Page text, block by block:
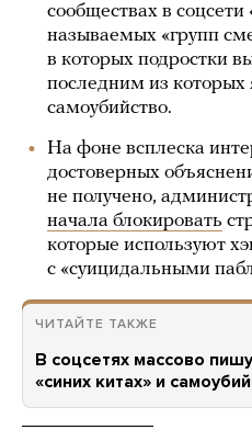
сообществах в соцсети
называемых «групп
в которых подростки
последним из которых
самоубийство.
На фоне всплеска
достоверных
не получено,
начала блокировать
которые используют
с «суицидальными
ЧИТАЙТЕ ТАКЖЕ
В соцсетях массово
«синих китах» и